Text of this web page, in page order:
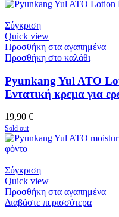
Σύγκριση
Quick view
Προσθήκη στα αγαπημένα
Προσθήκη στο καλάθι
Pyunkang Yul ATO
Εντατική κρεμα για
19,90 €
Sold out
Σύγκριση
Quick view
Προσθήκη στα αγαπημένα
Διαβάστε περισσότερα